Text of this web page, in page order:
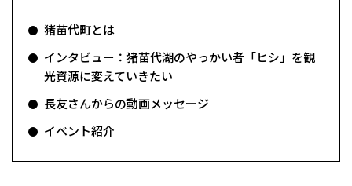
ランチ
その他
その他
猪苗代町とは
インタビュー：猪苗代湖のやっかい者「ヒシ」を観
光資源に変えていきたい
長友さんからの動画メッセージ
イベント紹介